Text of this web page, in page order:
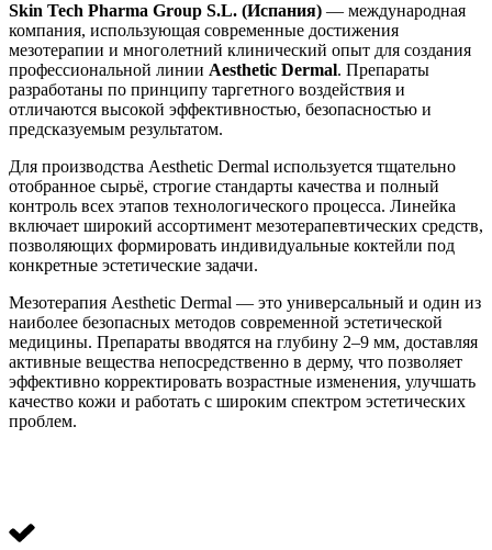
Skin Tech Pharma Group S.L. (Испания) — международная
компания, использующая современные достижения
мезотерапии и многолетний клинический опыт для создания
профессиональной линии Aesthetic Dermal. Препараты
разработаны по принципу таргетного воздействия и
отличаются высокой эффективностью, безопасностью и
предсказуемым результатом.
Для производства Aesthetic Dermal используется тщательно
отобранное сырьё, строгие стандарты качества и полный
контроль всех этапов технологического процесса. Линейка
включает широкий ассортимент мезотерапевтических средств,
позволяющих формировать индивидуальные коктейли под
конкретные эстетические задачи.
Мезотерапия Aesthetic Dermal — это универсальный и один из
наиболее безопасных методов современной эстетической
медицины. Препараты вводятся на глубину 2–9 мм, доставляя
активные вещества непосредственно в дерму, что позволяет
эффективно корректировать возрастные изменения, улучшать
качество кожи и работать с широким спектром эстетических
проблем.